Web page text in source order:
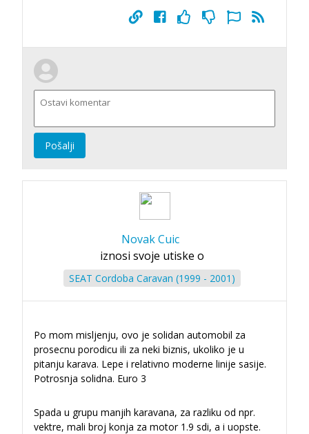
Pošalji
Novak Cuic
iznosi svoje utiske o
SEAT Cordoba Caravan (1999 - 2001)
Po mom misljenju, ovo je solidan automobil za
prosecnu porodicu ili za neki biznis, ukoliko je u
pitanju karava. Lepe i relativno moderne linije sasije.
Potrosnja solidna. Euro 3
Spada u grupu manjih karavana, za razliku od npr.
vektre, mali broj konja za motor 1.9 sdi, a i uopste.